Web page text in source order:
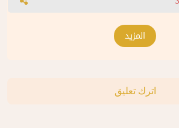
المزيد
اترك تعليق